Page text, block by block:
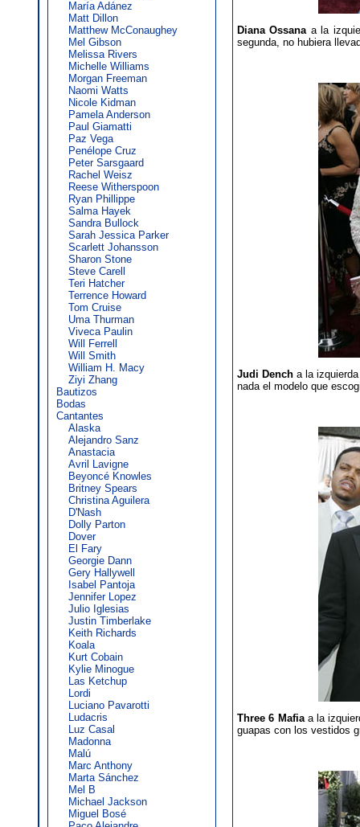
María Adánez
Matt Dillon
Matthew McConaughey
Mel Gibson
Melissa Rivers
Michelle Williams
Morgan Freeman
Naomi Watts
Nicole Kidman
Pamela Anderson
Paul Giamatti
Paz Vega
Penélope Cruz
Peter Sarsgaard
Rachel Weisz
Reese Witherspoon
Ryan Phillippe
Salma Hayek
Sandra Bullock
Sarah Jessica Parker
Scarlett Johansson
Sharon Stone
Steve Carell
Teri Hatcher
Terrence Howard
Tom Cruise
Uma Thurman
Viveca Paulin
Will Ferrell
Will Smith
William H. Macy
Ziyi Zhang
Bautizos
Bodas
Cantantes
Alaska
Alejandro Sanz
Anastacia
Avril Lavigne
Beyoncé Knowles
Britney Spears
Christina Aguilera
D'Nash
Dolly Parton
Dover
El Fary
Georgie Dann
Gery Hallywell
Isabel Pantoja
Jennifer Lopez
Julio Iglesias
Justin Timberlake
Keith Richards
Koala
Kurt Cobain
Kylie Minogue
Las Ketchup
Lordi
Luciano Pavarotti
Ludacris
Luz Casal
Madonna
Malú
Marc Anthony
Marta Sánchez
Mel B
Michael Jackson
Miguel Bosé
Diana Ossanaa la
segunda, no hubiera
Judi Dench a la
nada el modelo que
Three 6 Mafiaa la
guapas con los vestidos